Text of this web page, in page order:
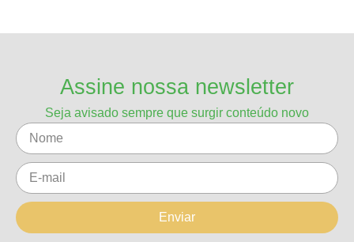
Assine nossa newsletter
Seja avisado sempre que surgir conteúdo novo
Enviar